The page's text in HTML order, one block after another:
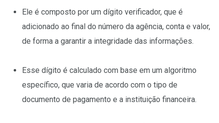
Ele é composto por um dígito verificador, que é
adicionado ao final do número da agência, conta e valor,
de forma a garantir a integridade das informações.
Esse dígito é calculado com base em um algoritmo
específico, que varia de acordo com o tipo de
documento de pagamento e a instituição financeira.